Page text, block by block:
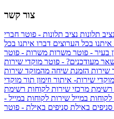
צור קשר
תלונות נציב תלונות - פוטר חברי
איתנו בכל הערוצים דברו איתנו בכל
בעיר - פוטר משרות משרות - פוטר
מעודכנים? - פוטר מוקדי שירות
שירות הזמנת שיחה מהמוקד שירות
מוקדי שירות- איתור וזימון תור מוקדי
רשימת מרכזי שירות לקוחות רשימת
במייל שירות לקוחות במייל -
סניפים באילת סניפים באילת - פוטר